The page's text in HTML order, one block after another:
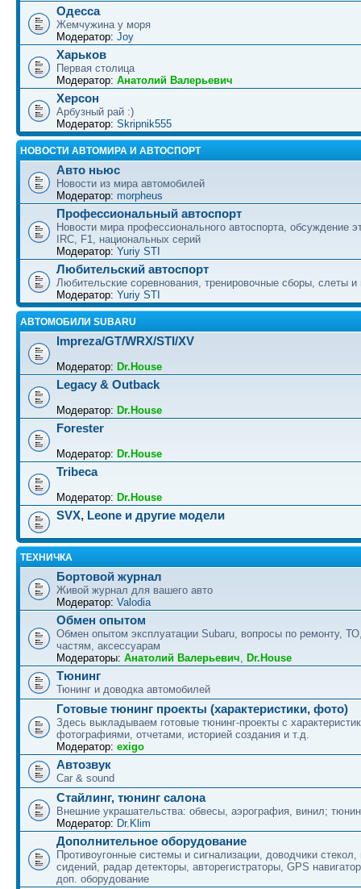
Одесса
Жемчужина у моря
Модератор: Joy
Харьков
Первая столица
Модератор: Анатолий Валерьевич
Херсон
Арбузный рай :)
Модератор: Skripnik555
НОВОСТИ АВТОМИРА И АВТОСПОРТ
Авто ньюс
Новости из мира автомобилей
Модератор: morpheus
Профессиональный автоспорт
Новости мира профессионального автоспорта, обсуждение
IRC, F1, национальных серий
Модератор: Yuriy STI
Любительский автоспорт
Любительские соревнования, тренировочные сборы, слеты и
Модератор: Yuriy STI
АВТОМОБИЛИ SUBARU
Impreza/GT/WRX/STI/XV
Модератор: Dr.House
Legacy & Outback
Модератор: Dr.House
Forester
Модератор: Dr.House
Tribeca
Модератор: Dr.House
SVX, Leone и другие модели
ТЕХНИЧКА
Бортовой журнал
Живой журнал для вашего авто
Модератор: Valodia
Обмен опытом
Обмен опытом эксплуатации Subaru, вопросы по ремонту,
частям, аксессуарам
Модераторы: Анатолий Валерьевич, Dr.House
Тюнинг
Тюнинг и доводка автомобилей
Готовые тюнинг проекты (характеристики, фото)
Здесь выкладываем готовые тюнинг-проекты с
фотографиями, отчетами, историей создания и т.д.
Модератор: exigo
Автозвук
Car & sound
Стайлинг, тюнинг салона
Внешние украшательства: обвесы, аэрография, винил;
Модератор: Dr.Klim
Дополнительное оборудование
Противоугонные системы и сигнализации, доводчики стекол,
сидений, радар детекторы, авторегистраторы, GPS
доп. оборудование